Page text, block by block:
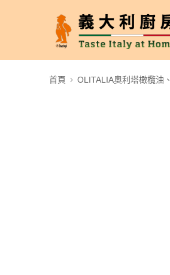
首頁 OLITALIA奧利塔橄欖油